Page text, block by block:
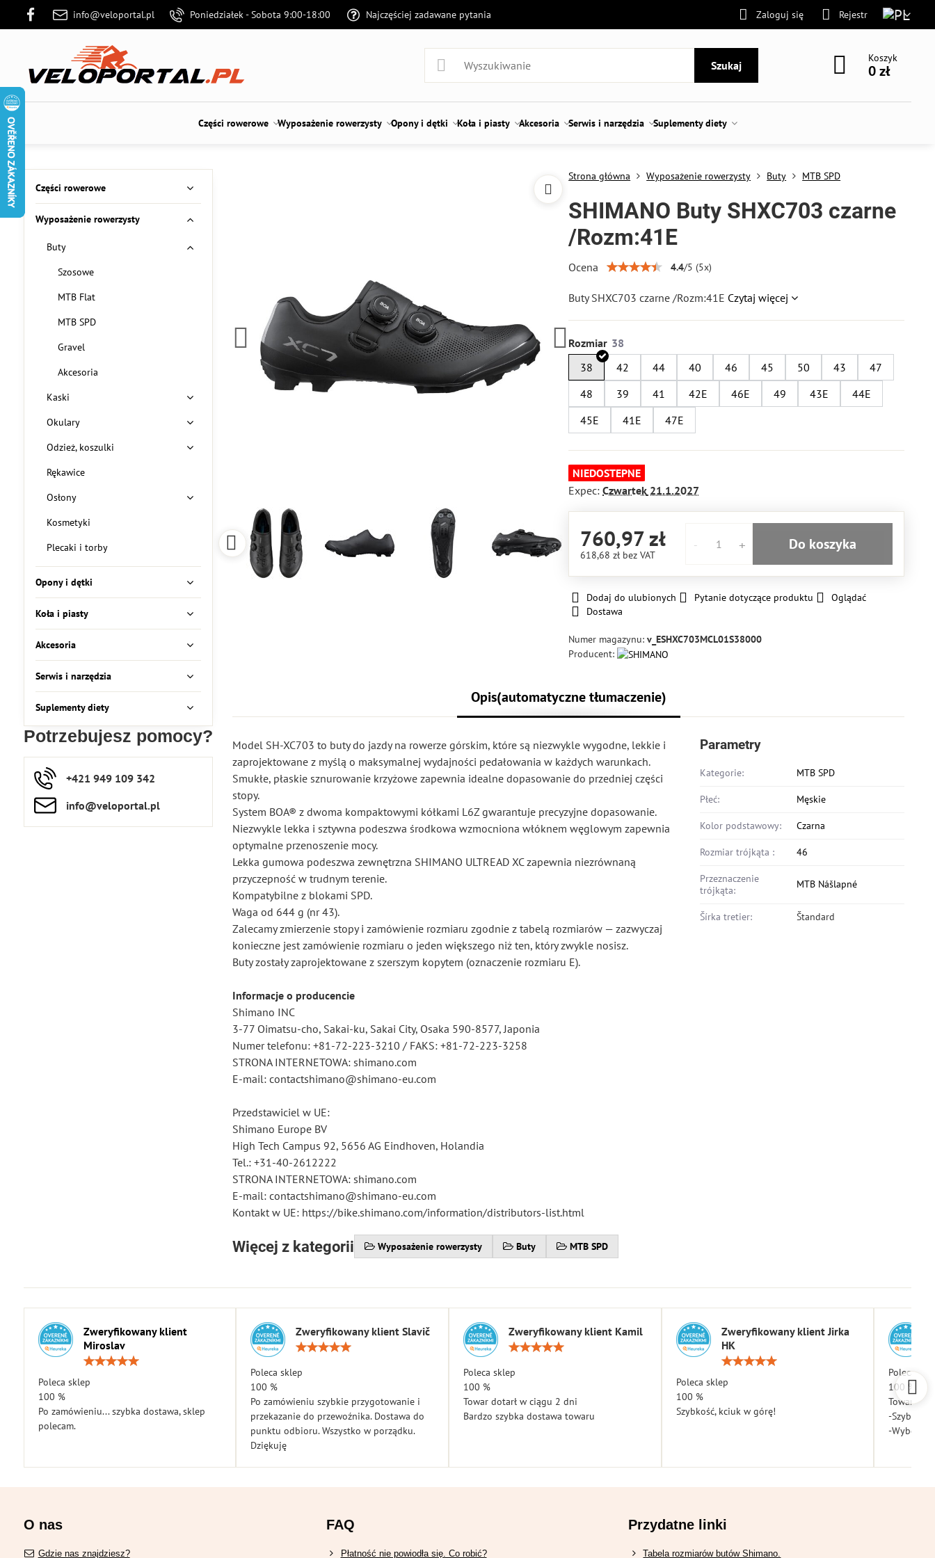
info@veloportal.pl Poniedziałek - Sobota 9:00-18:00 Najczęściej zadawane pytania Zaloguj się Rejestr
Szukaj
Koszyk
0 zł
Części rowerowe Wyposażenie rowerzysty Opony i dętki Koła i piasty Akcesoria Serwis i narzędzia Suplementy diety
Strona główna Wyposażenie rowerzysty Buty MTB SPD
SHIMANO Buty SHXC703 czarne
/Rozm:41E
Ocena 4.4/5 (5x)
Buty SHXC703 czarne /Rozm:41E Czytaj więcej
Rozmiar
38
42 44 40 46 45 50 43
47
48
39 41 42E 46E 49 43E
44E
45E
41E 47E
NIEDOSTEPNE
Expec:Czwartek 21.1.2027
760,97 zł
618,68 zł bez VAT
Do koszyka
Dodaj do ulubionych Pytanie dotyczące produktu
Oglądać
Dostawa
Numer magazynu:v_ESHXC703MCL01S38000
Producent:
Opis(automatyczne tłumaczenie)
Model SH-XC703 to buty do jazdy na rowerze górskim, które są niezwykle wygodne, lekkie i
zaprojektowane z myślą o maksymalnej wydajności pedałowania w każdych warunkach.
Smukłe, płaskie sznurowanie krzyżowe zapewnia idealne dopasowanie do przedniej części
stopy.
System BOA® z dwoma kompaktowymi kółkami L6Z gwarantuje precyzyjne dopasowanie.
Niezwykle lekka i sztywna podeszwa środkowa wzmocniona włóknem węglowym zapewnia
optymalne przenoszenie mocy.
Lekka gumowa podeszwa zewnętrzna SHIMANO ULTREAD XC zapewnia niezrównaną
przyczepność w trudnym terenie.
Kompatybilne z blokami SPD.
Waga od 644 g (nr 43).
Zalecamy zmierzenie stopy i zamówienie rozmiaru zgodnie z tabelą rozmiarów — zazwyczaj
konieczne jest zamówienie rozmiaru o jeden większego niż ten, który zwykle nosisz.
Buty zostały zaprojektowane z szerszym kopytem (oznaczenie rozmiaru E).
Informacje o producencie
Shimano INC
3-77 Oimatsu-cho, Sakai-ku, Sakai City, Osaka 590-8577, Japonia
Numer telefonu: +81-72-223-3210 / FAKS: +81-72-223-3258
STRONA INTERNETOWA: shimano.com
E-mail: contactshimano@shimano-eu.com
Przedstawiciel w UE:
Shimano Europe BV
High Tech Campus 92, 5656 AG Eindhoven, Holandia
Tel.: +31-40-2612222
STRONA INTERNETOWA: shimano.com
E-mail: contactshimano@shimano-eu.com
Kontakt w UE: https://bike.shimano.com/information/distributors-list.html
Więcej z kategorii Wyposażenie rowerzysty Buty MTB SPD
Parametry
Kategorie: MTB SPD
Płeć: Męskie
Kolor podstawowy: Czarna
Rozmiar trójkąta : 46
Przeznaczenie
trójkąta:
MTB Nášlapné
Šírka tretier: Štandard
Części rowerowe
Wyposażenie rowerzysty
Buty
Szosowe
MTB Flat
MTB SPD
Gravel
Akcesoria
Kaski
Okulary
Odzież, koszulki
Rękawice
Osłony
Kosmetyki
Plecaki i torby
Opony i dętki
Koła i piasty
Akcesoria
Serwis i narzędzia
Suplementy diety
Potrzebujesz pomocy?
+421 949 109 342
info​​@veloportal​.pl
Zweryfikowany klient
Miroslav
Poleca sklep
100 %
Po zamówieniu... szybka dostawa, sklep
polecam.
Zweryfikowany klient Slavič
Poleca sklep
100 %
Po zamówieniu szybkie przygotowanie i
przekazanie do przewoźnika. Dostawa do
punktu odbioru. Wszystko w porządku.
Dziękuję
Zweryfikowany klient Kamil
Poleca sklep
100 %
Towar dotarł w ciągu 2 dni
Bardzo szybka dostawa towaru
Zweryfikowany klient Jirka
HK
Poleca sklep
100 %
Szybkość, kciuk w górę!
Poleca
100 %
Towar
-Szybkość
-Wybór
O nas
Gdzie nas znajdziesz?
FAQ
Płatność nie powiodła się. Co robić?
Przydatne linki
Tabela rozmiarów butów Shimano.